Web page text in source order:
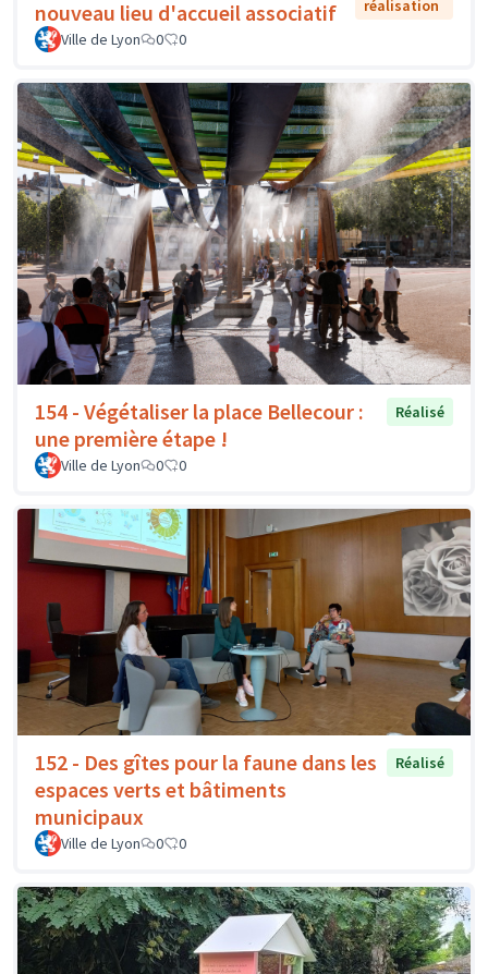
nouveau lieu d'accueil associatif
réalisation
Ville de Lyon
0 0
154 - Végétaliser la place Bellecour :
une première étape !
Réalisé
Ville de Lyon 0 0
152 - Des gîtes pour la faune dans les
espaces verts et bâtiments
municipaux
Réalisé
Ville de Lyon 0 0